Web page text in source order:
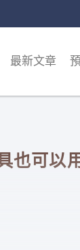
最新文章
也可以